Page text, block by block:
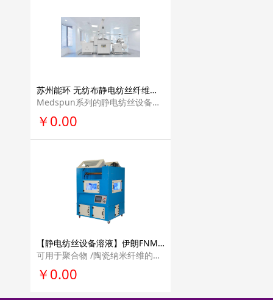
苏州能环 无纺布静电纺丝纤维设备装置材料价格 生产线产业化解决方案专业量产设备Medspun系列
Medspun系列的静电纺丝设备是针对医用材料的专业量产设备。其针对血管支架，生 物敷料和组织工程提供了不同的接收器，同时其兼容多针式，同轴针式，非针式纺丝发 射极适用于多种静电纺丝原料。
￥0.00
【静电纺丝设备溶液】伊朗FNM公司进口吹喷式中试级台式静电纺丝机设备科研教学研发电纺丝设备NFL60RB
可用于聚合物 /陶瓷纳米纤维的中试级生产，应用领域广泛。采用这种设备，可以进行中式级的不同基材的纳米纤维涂层。
￥0.00